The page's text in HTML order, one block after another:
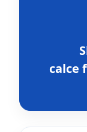
calce